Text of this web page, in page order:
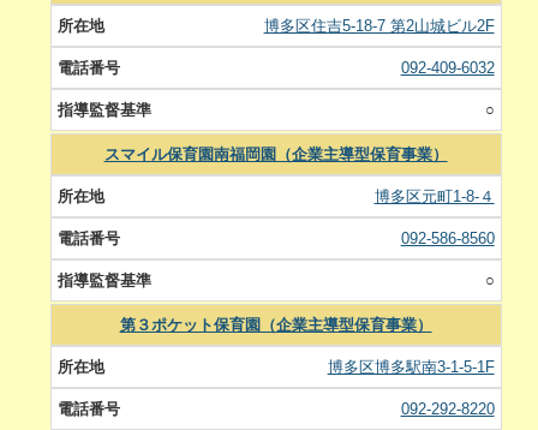
博多区住吉5-18-7 第2山城ビル2F
092-409-6032
○
スマイル保育園南福岡園（企業主導型保育事業）
博多区元町1-8-４
092-586-8560
○
第３ポケット保育園（企業主導型保育事業）
博多区博多駅南3-1-5-1F
092-292-8220